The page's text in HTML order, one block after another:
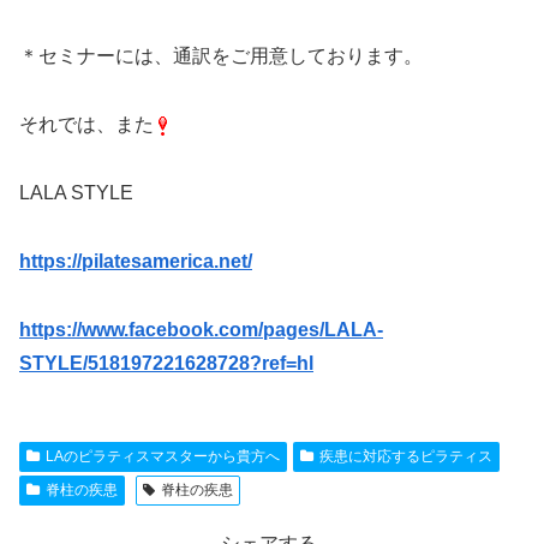
＊セミナーには、通訳をご用意しております。
それでは、また
LALA STYLE
https://pilatesamerica.net/
https://www.facebook.com/pages/LALA-
STYLE/518197221628728?ref=hl
LAのピラティスマスターから貴方へ
疾患に対応するピラティス
脊柱の疾患
脊柱の疾患